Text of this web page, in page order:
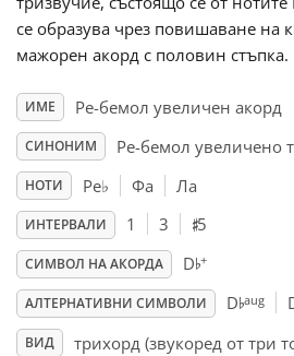
Dansk
English
Español
се образува чрез повишаване на
мажорен акорд с половин стъпка.
ИМЕ Ре-бемол увеличен акорд
СИНОНИМ Ре-бемол увеличено
НОТИ Ре♭ Фа Ла
ИНТЕРВАЛИ 1 3 ♯5
СИМВОЛ НА АКОРДА D♭+
АЛТЕРНАТИВНИ СИМВОЛИ D♭aug
ВИД трихорд (звукоред от три